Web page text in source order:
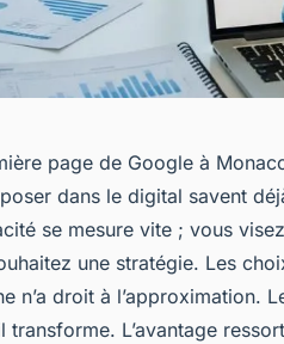
page de Google à
dans le digital savent
se mesure vite ; vous
une stratégie. Les
n’a droit à l’approximation.
transforme. L’avantage